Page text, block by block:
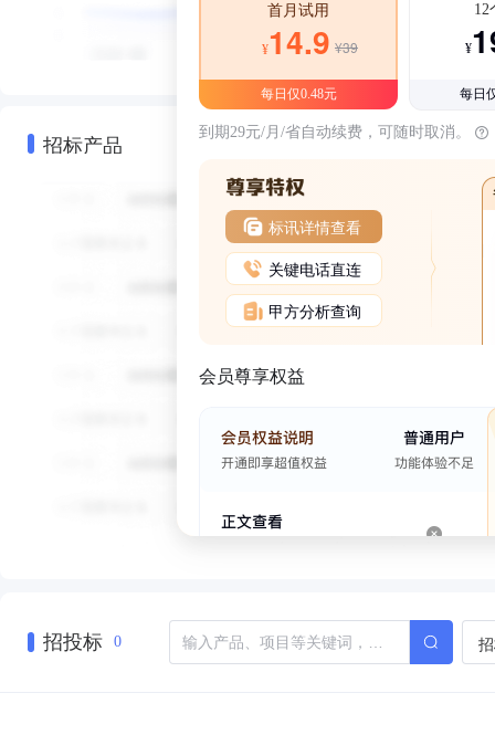
招标产品
首月试用
¥14.9 ¥39
每日仅0.48元
12
¥
每日
到期29元/月/省自动续费，可随时取消。
标讯详情查看
关键电话直连
甲方分析查询
会员尊享权益
招投标 0